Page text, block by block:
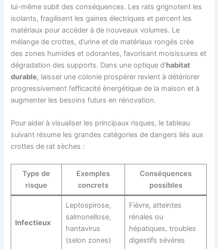
lui-même subit des conséquences. Les rats grignotent les
isolants, fragilisent les gaines électriques et percent les
matériaux pour accéder à de nouveaux volumes. Le
mélange de crottes, d’urine et de matériaux rongés crée
des zones humides et odorantes, favorisant moisissures et
dégradation des supports. Dans une optique d’habitat
durable, laisser une colonie prospérer revient à détériorer
progressivement l’efficacité énergétique de la maison et à
augmenter les besoins futurs en rénovation.
Pour aider à visualiser les principaux risques, le tableau
suivant résume les grandes catégories de dangers liés aux
crottes de rat sèches :
Type de
risque
Exemples
concrets
Conséquences
possibles
Infectieux
Leptospirose,
salmonellose,
hantavirus
(selon zones)
Fièvre, atteintes
rénales ou
hépatiques, troubles
digestifs sévères